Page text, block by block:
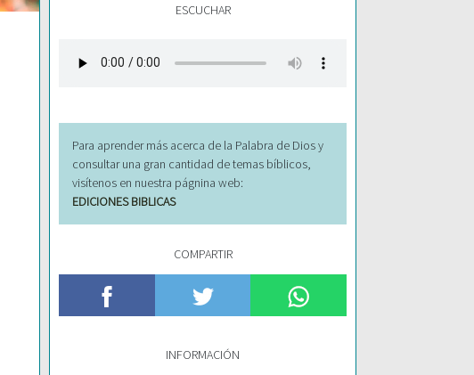
ESCUCHAR
Para aprender más acerca de la Palabra de Dios y
consultar una gran cantidad de temas bíblicos,
visítenos en nuestra págnina web:
EDICIONES BIBLICAS
COMPARTIR
INFORMACIÓN